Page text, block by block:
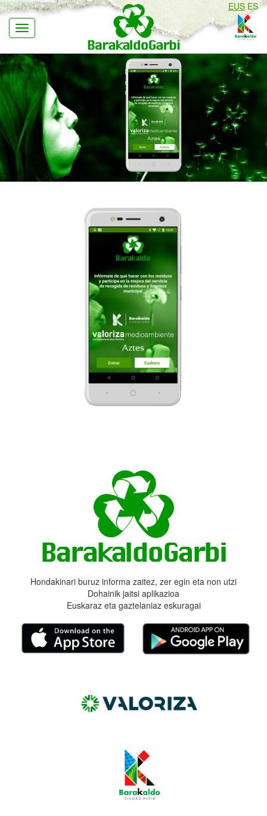
Navegación
EUS ES
Hondakinari buruz informa zaitez, zer egin eta non utzi
Dohainik jaitsi aplikazioa
Euskaraz eta gaztelaniaz eskuragai